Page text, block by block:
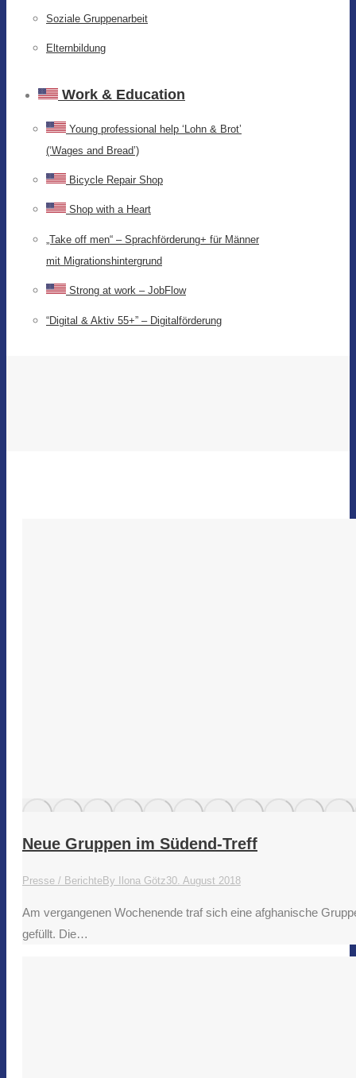
Soziale Gruppenarbeit
Elternbildung
Work & Education
Young professional help ‘Lohn & Brot’
(‘Wages and Bread’)
Bicycle Repair Shop
Shop with a Heart
„Take off men“ – Sprachförderung+ für Männer
mit Migrationshintergrund
Strong at work – JobFlow
“Digital & Aktiv 55+” – Digitalförderung
Neue Gruppen im Südend-Treff
Presse / BerichteBy Ilona Götz30. August 2018
Am vergangenen Wochenende traf sich eine afghanische
gefüllt. Die…